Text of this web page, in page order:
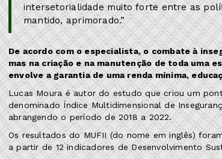
intersetorialidade muito forte entre as
mantido, aprimorado.”
De acordo com o especialista, o combate à
mas na criação e na manutenção de toda uma
envolve a garantia de uma renda mínima,
Lucas Moura é autor do estudo que criou um
denominado Índice Multidimensional de
abrangendo o período de 2018 a 2022.
Os resultados do MUFII (do nome em inglês)
a partir de 12 indicadores de Desenvolvimento